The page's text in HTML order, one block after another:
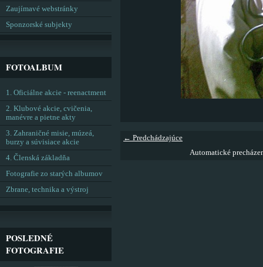
← Predchádzajúce
Automatické
Zaujímavé webstránky
Sponzorské subjekty
FOTOALBUM
1. Oficiálne akcie - reenactment
2. Klubové akcie, cvičenia,
manévre a pietne akty
3. Zahraničné misie, múzeá,
burzy a súvisiace akcie
4. Členská základňa
Fotografie zo starých albumov
Zbrane, technika a výstroj
POSLEDNÉ
FOTOGRAFIE